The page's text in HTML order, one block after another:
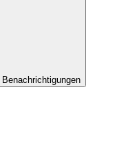
Benachrichtigungen